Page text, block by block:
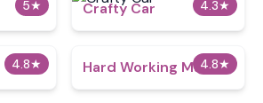
5★ 4.3★
Crafty Car
4.8★ 4.8★
Hard Working Man